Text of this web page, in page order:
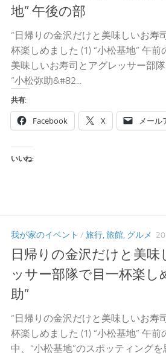
地” 午後の部
“日帰りの金沢だけと美味しいお寿
杯楽しめました (1) “小松基地” 午前
美味しいお寿司とアグレッサー部
“小松弥助&#82...
共有:
Facebook X メール
いいね:
我が家のイベント / 旅行, 旅館, グルメ
日帰りの金沢だけと美
ッサー部隊で目一杯楽し
助”
“日帰りの金沢だけと美味しいお寿
杯楽しめました (1) “小松基地” 午
中、“小松基地”のスポッティング